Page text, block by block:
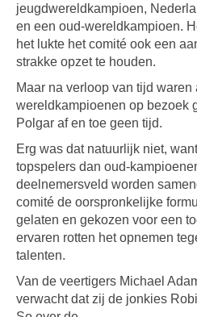
jeugdwereldkampioen,
en een oud-wereldkampioen.
het lukte het comité ook een
strakke opzet te houden.
Maar na verloop van tijd waren
wereldkampioenen op bezoek
Polgar af en toe geen tijd.
Erg was dat natuurlijk niet,
topspelers dan oud-
deelnemersveld worden
comité de oorspronkelijke
gelaten en gekozen voor een
ervaren rotten het opnemen
talenten.
Van de veertigers Michael
verwacht dat zij de jonkies